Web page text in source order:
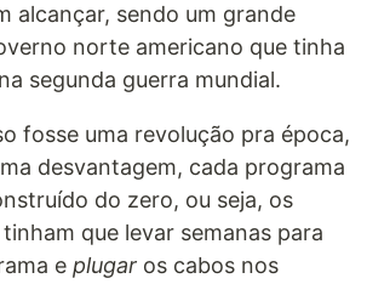
alcançar, sendo um grande
norte americano que tinha
segunda guerra mundial.
fosse uma revolução pra época,
desvantagem, cada programa
do zero, ou seja, os
que levar semanas para
e plugar os cabos nos